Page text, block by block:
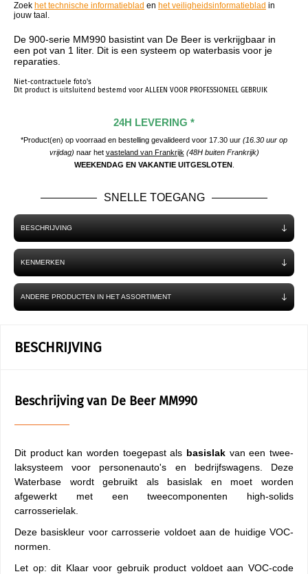
Zoek het technische informatieblad en het veiligheidsinformatieblad in
jouw taal.
De 900-serie MM990 basistint van De Beer is verkrijgbaar in
een pot van 1 liter. Dit is een systeem op waterbasis voor je
reparaties.
Niet-contractuele foto's
Dit product is uitsluitend bestemd voor ALLEEN VOOR PROFESSIONEEL GEBRUIK
24H LEVERING *
*Product(en) op voorraad en bestelling gevalideerd voor 17.30 uur (16.30 uur op
vrijdag) naar het vasteland van Frankrijk (48H buiten Frankrijk)
WEEKENDAG EN VAKANTIE UITGESLOTEN.
SNELLE TOEGANG
BESCHRIJVING
KENMERKEN
ANDERE PRODUCTEN IN HET ASSORTIMENT
BESCHRIJVING
Beschrijving van De Beer MM990
Dit product kan worden toegepast als basislak van een twee-
laksysteem voor personenauto's en bedrijfswagens. Deze
Waterbase wordt gebruikt als basislak en moet worden
afgewerkt met een tweecomponenten high-solids
carrosserielak.
Deze basiskleur voor carrosserie voldoet aan de huidige VOC-
normen.
Let op: dit Klaar voor gebruik product voldoet aan VOC-code